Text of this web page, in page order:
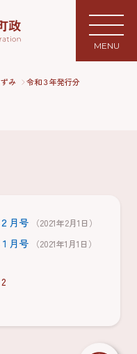
MENU
み 令和３年発行分
月号 （2021年2月1日）
月号 （2021年1月1日）
2